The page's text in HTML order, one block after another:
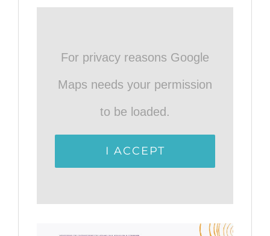
For privacy reasons Google
Maps needs your permission
to be loaded.
I ACCEPT